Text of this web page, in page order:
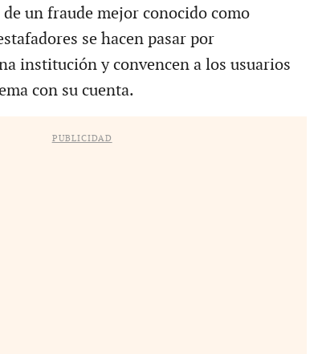
un fraude mejor conocido como
se hacen pasar por
institución y convencen a los usuarios
con su cuenta.
PUBLICIDAD